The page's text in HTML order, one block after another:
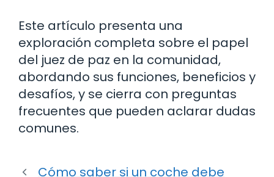
Este artículo presenta una
exploración completa sobre el papel
del juez de paz en la comunidad,
abordando sus funciones, beneficios y
desafíos, y se cierra con preguntas
frecuentes que pueden aclarar dudas
comunes.
Cómo saber si un coche debe